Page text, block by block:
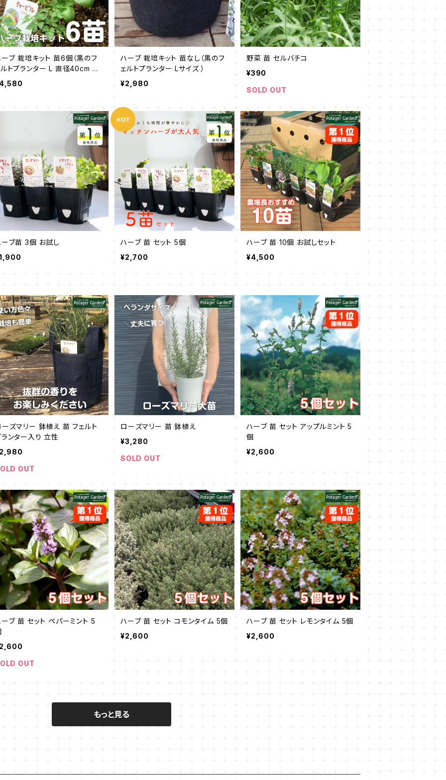
ブ 栽培キット 苗6個（黒のフ
ルトプランター L 直径40cm ガ
ング 花苗 苗木 家庭菜園
者 寄せ植え キット ハーブテ
ハーブ 栽培キット 苗なし（黒のフ
ェルトプランター Lサイズ ）
¥2,980
野菜 苗 セルバチコ
¥390
SOLD OUT
ーブ苗 3個 お試し
ハーブ 苗 セット 5個
¥2,700
ハーブ 苗 10個 お試しセット
¥4,500
ーズマリー 鉢植え 苗 フェルト
ンター入り 立性
OUT
ローズマリー 苗 鉢植え
¥3,280
SOLD OUT
ハーブ 苗 セット アップルミント 5
個
¥2,600
ブ 苗 セット ペパーミント 5
OUT
ハーブ 苗 セット コモンタイム 5個
¥2,600
ハーブ 苗 セット レモンタイム 5個
¥2,600
もっと見る